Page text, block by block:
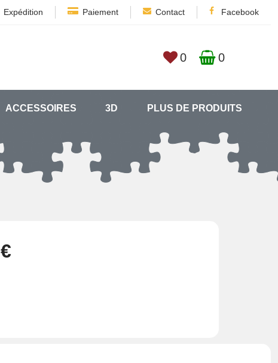
Expédition Paiement Contact Facebook
0 0
ACCESSOIRES 3D PLUS DE PRODUITS